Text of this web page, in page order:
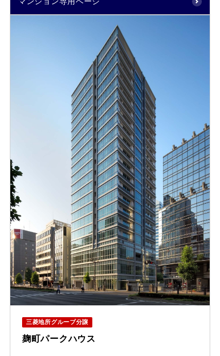
三菱地所グループ分譲
麹町パークハウス